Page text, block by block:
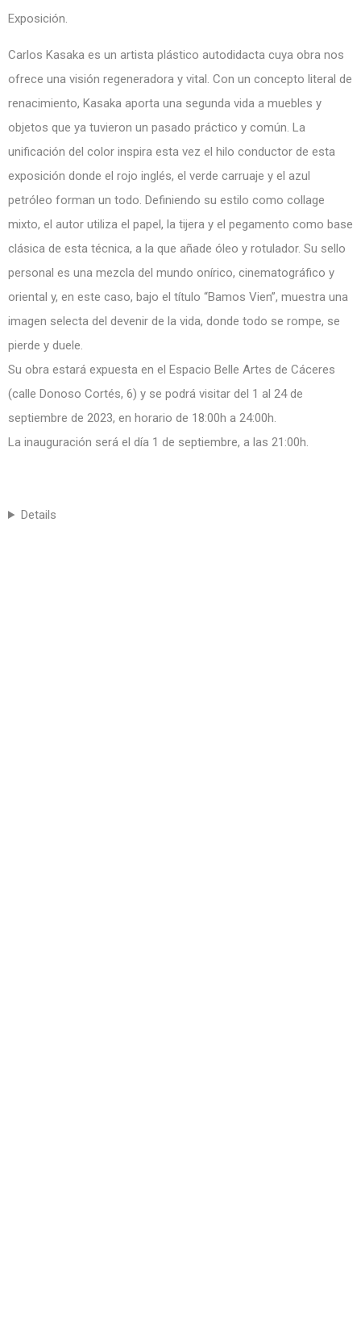
Exposición.
Carlos Kasaka es un artista plástico autodidacta cuya obra nos
ofrece una visión regeneradora y vital. Con un concepto literal de
renacimiento, Kasaka aporta una segunda vida a muebles y
objetos que ya tuvieron un pasado práctico y común. La
unificación del color inspira esta vez el hilo conductor de esta
exposición donde el rojo inglés, el verde carruaje y el azul
petróleo forman un todo. Definiendo su estilo como collage
mixto, el autor utiliza el papel, la tijera y el pegamento como base
clásica de esta técnica, a la que añade óleo y rotulador. Su sello
personal es una mezcla del mundo onírico, cinematográfico y
oriental y, en este caso, bajo el título “Bamos Vien”, muestra una
imagen selecta del devenir de la vida, donde todo se rompe, se
pierde y duele.
Su obra estará expuesta en el Espacio Belle Artes de Cáceres
(calle Donoso Cortés, 6) y se podrá visitar del 1 al 24 de
septiembre de 2023, en horario de 18:00h a 24:00h.
La inauguración será el día 1 de septiembre, a las 21:00h.
Details